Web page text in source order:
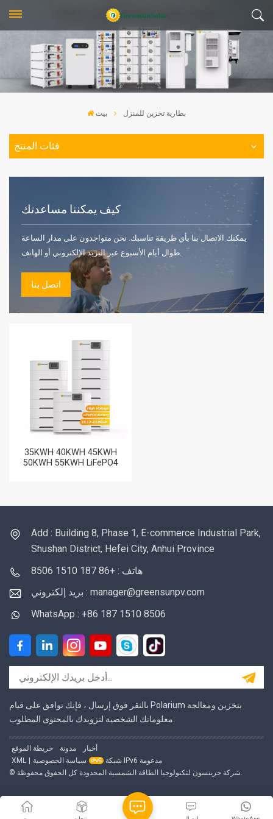
بيت بطارية تخزين للمنزل
فئات المنتج
كيف يمكننا مساعدتك
يمكنك الاتصال بنا بأي طريقة تناسبك. نحن متواجدون على مدار الساعة
طوال أيام الأسبوع عبر البريد الإلكتروني أو الهاتف.
اتصل بنا
35KWH 40KWH 45KWH
50KWH 55KWH LiFePO4
Add : Building 8, Phase 1, E-commerce Industrial Park,
Shushan District, Hefei City, Anhui Province
هاتف : +86 187 1510 8506
بريد إلكتروني : manager@greensunpv.com
WhatsApp : +86 187 1510 8506
بالنقر فوق إرسال ، فإنك توافق على قيام Polarium بتخزين ومعالجة
خريطة الموقع مدونة
أخبار
XML | سياسة الخصوصية
شبكة IPv6 مدعومة
© شركة جرينسون لتكنولوجيا الطاقة الشمسية المحدودة كل الحقوق محفوظة.